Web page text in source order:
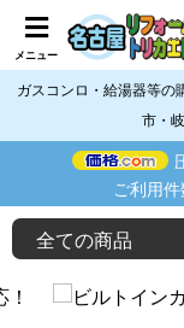
メニュー
ガスコンロ・給湯器等の
市・
ご利用件